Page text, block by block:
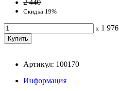
2 440
Скидка 19%
x 1 976
Артикул: 100170
Информация